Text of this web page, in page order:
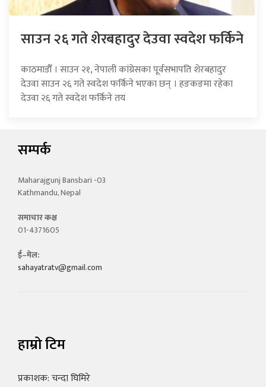
साउन २६ गते शेरबहादुर देउवा स्वदेश फर्किने
काठमाडौँ । साउन २१, नेपाली कांग्रेसका पूर्वसभापति शेरबहादुर
देउवा साउन २६ गते स्वदेश फर्किने भएका छन् । हङकङमा रहेका
देउवा २६ गते स्वदेश फर्किने तय
सम्पर्क
Maharajgunj Bansbari -03
Kathmandu, Nepal
समाचार कक्ष
01-4371605
ई–मेल:
sahayatratv@gmail.com
हाम्रो टिम
प्रकाशक: चन्दा घिमिरे